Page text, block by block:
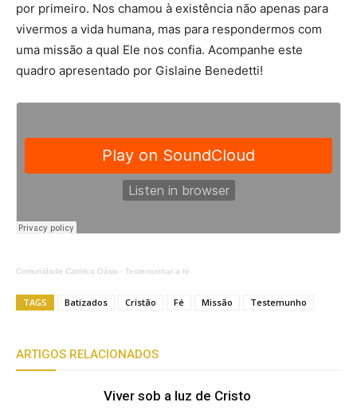
por primeiro. Nos chamou à existência não apenas para
vivermos a vida humana, mas para respondermos com
uma missão a qual Ele nos confia. Acompanhe este
quadro apresentado por Gislaine Benedetti!
Comunidade Católica Oásis · Testemunhar a fé
TAGS Batizados Cristão Fé Missão Testemunho
ARTIGOS RELACIONADOS
Viver sob a luz de Cristo